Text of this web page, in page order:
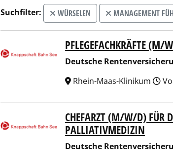
Suchfilter: WÜRSELEN MANAGEMENT
Deutsche Rentenversicherung Knappschaft-
PFLEGEFACHKRÄFTE (M/
Deutsche
Rhein-Maas-Klinikum
Deutsche Rentenversicherung Knappschaft-
CHEFARZT (M/W/D) FÜR
PALLIATIVMEDIZIN
Deutsche